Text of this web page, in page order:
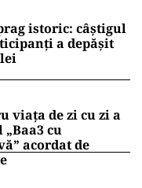
istoric: câștigul
a depășit
viața de zi cu zi a
cu
acordat de